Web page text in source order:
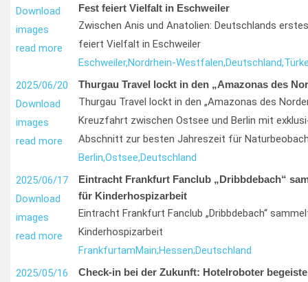
Download
images
read more
Fest feiert Vielfalt in Eschweiler
Zwischen Anis und Anatolien: Deutschlands
feiert Vielfalt in Eschweiler
Eschweiler,Nordrhein-Westfalen,Deutschland,
2025/06/20
Download
images
read more
Thurgau Travel lockt in den „Amazonas des
Thurgau Travel lockt in den „Amazonas des
Kreuzfahrt zwischen Ostsee und Berlin mit
Abschnitt zur besten Jahreszeit für
Berlin,Ostsee,Deutschland
2025/06/17
Download
images
read more
Eintracht Frankfurt Fanclub „Dribbdebach“
für Kinderhospizarbeit
Eintracht Frankfurt Fanclub „Dribbdebach“
Kinderhospizarbeit
FrankfurtamMain;Hessen;Deutschland
2025/05/16
Check-in bei der Zukunft: Hotelroboter